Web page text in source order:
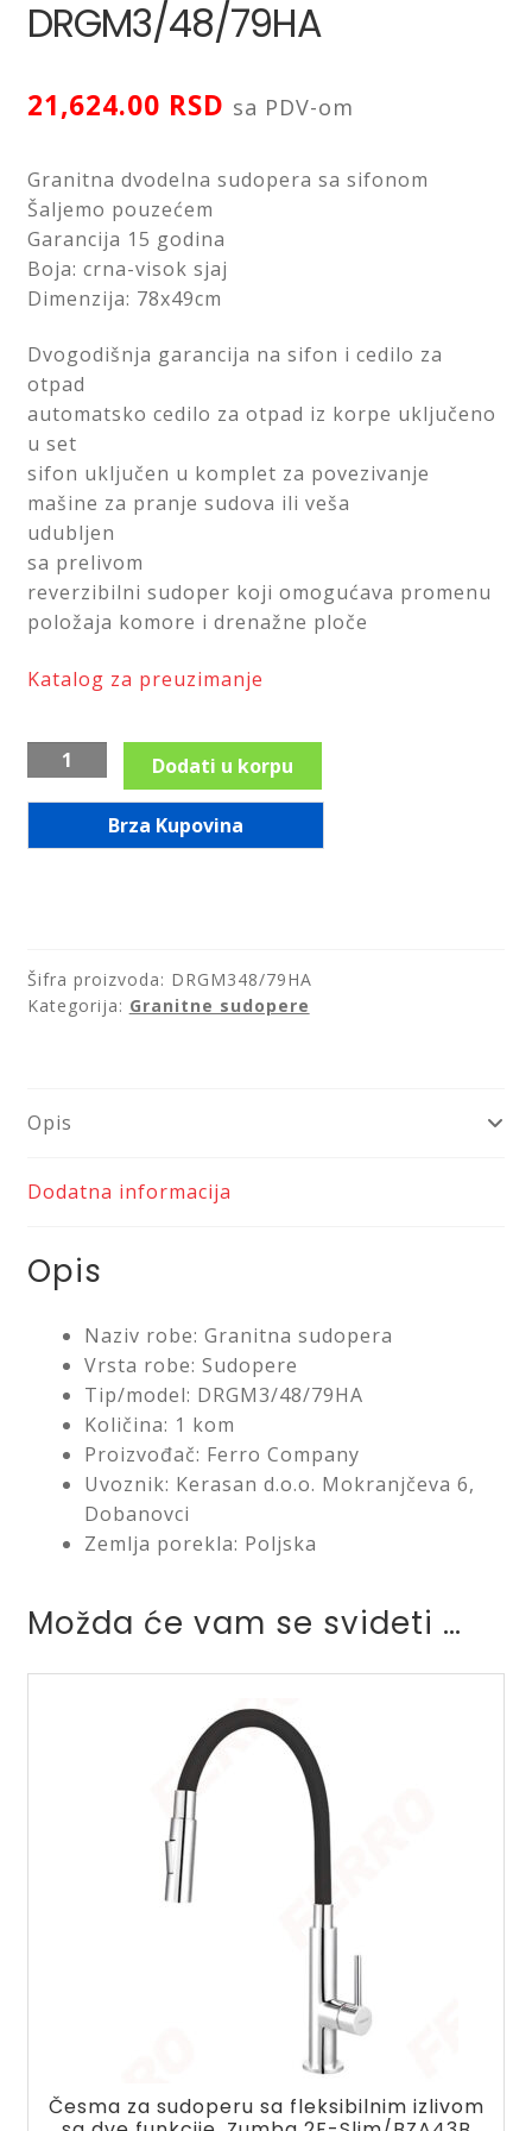
Saveti
Kontakt
DRGM3/48/79HA
21,624.00 RSD sa PDV-om
Granitna dvodelna sudopera sa sifonom
Šaljemo pouzećem
Garancija 15 godina
Boja: crna-visok sjaj
Dimenzija: 78x49cm
Dvogodišnja garancija na sifon i cedilo za
otpad
automatsko cedilo za otpad iz korpe uključeno
u set
sifon uključen u komplet za povezivanje
mašine za pranje sudova ili veša
udubljen
sa prelivom
reverzibilni sudoper koji omogućava promenu
položaja komore i drenažne ploče
Katalog za preuzimanje
Granitna
dvodelna
sjaj
količina
Dodati u korpu
Brza Kupovina
Šifra proizvoda: DRGM348/79HA
Kategorija: Granitne sudopere
Opis
Dodatna informacija
Opis
Naziv robe: Granitna sudopera
Vrsta robe: Sudopere
Tip/model: DRGM3/48/79HA
Količina: 1 kom
Proizvođač: Ferro Company
Uvoznik: Kerasan d.o.o. Mokranjčeva 6,
Dobanovci
Zemlja porekla: Poljska
Možda će vam se svideti …
Česma za sudoperu sa fleksibilnim izlivom